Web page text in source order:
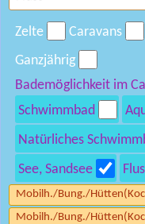
Zelte Caravans
Ganzjährig
Bademöglichkeit im
Schwimmbad
Natürliches
See, Sandsee
Mobilh./Bung./
Mobilh./Bung./